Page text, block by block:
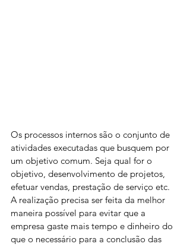
Os processos internos são o conjunto de
atividades executadas que busquem por
um objetivo comum. Seja qual for o
objetivo, desenvolvimento de projetos,
efetuar vendas, prestação de serviço etc.
A realização precisa ser feita da melhor
maneira possível para evitar que a
empresa gaste mais tempo e dinheiro do
que o necessário para a conclusão das